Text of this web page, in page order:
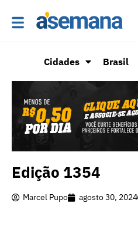
Cidades Brasil
Edição 1354
Marcel Pupo agosto 30, 2024